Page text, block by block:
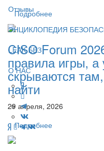
Отзывы
ЭНЦИКЛОПЕДИЯ
LEAK-БЕЗ
О НАС
Подробнее
CISO Forum
правила игры, а
скрываются
найти
29 апреля, 2026
Подробнее